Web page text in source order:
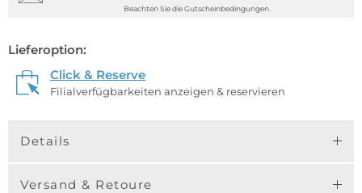
Beachten Sie die Gutscheinbedingungen.
Lieferoption:
Click & Reserve
Filialverfügbarkeiten anzeigen & reservieren
Details
Versand & Retoure